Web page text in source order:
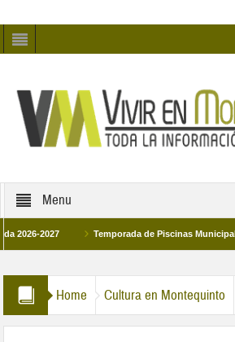
Menu
2027 Temporada de Piscinas Municipales 2026
Home Cultura en Montequinto